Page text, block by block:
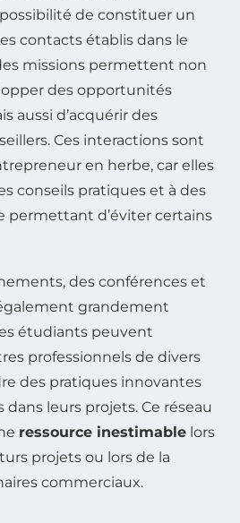
de constituer un
contacts établis dans le
missions permettent non
des opportunités
aussi d’acquérir des
Ces interactions sont
en herbe, car elles
conseils pratiques et à des
permettant d’éviter certains
des conférences et
grandement
étudiants peuvent
professionnels de divers
des pratiques innovantes
leurs projets. Ce réseau
ressource inestimable lors
projets ou lors de la
commerciaux.